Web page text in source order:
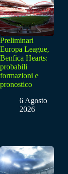
Preliminari
Europa League,
Benfica Hearts:
probabili
formazioni e
pronostico
6 Agosto
2026